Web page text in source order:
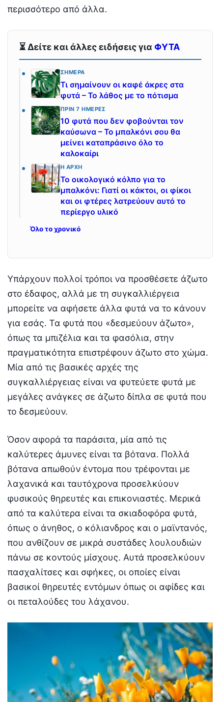
περισσότερο από άλλα.
⏳ Δείτε και άλλες ειδήσεις για ΦΥΤΑ
ΣΉΜΕΡΑ
Τι σημαίνουν οι καφέ άκρες στα
φυτά – Το λάθος με το πότισμα
ΠΡΙΝ 7 ΗΜΈΡΕΣ
10 φυτά που δεν φοβούνται τον
καύσωνα – Το μπαλκόνι σου θα
μείνει καταπράσινο όλο το
καλοκαίρι
Η ΑΡΧΉ
Το οικολογικό κόλπο για το
μπαλκόνι: Γιατί οι κάκτοι, οι φίκοι
και οι φτέρες λατρεύουν αυτό το
περίεργο υλικό
Όλο το χρονικό
Υπάρχουν πολλοί τρόποι να προσθέσετε άζωτο
στο έδαφος, αλλά με τη συγκαλλιέργεια
μπορείτε να αφήσετε άλλα φυτά να το κάνουν
για εσάς. Τα φυτά που «δεσμεύουν άζωτο»,
όπως τα μπιζέλια και τα φασόλια, στην
πραγματικότητα επιστρέφουν άζωτο στο χώμα.
Μία από τις βασικές αρχές της
συγκαλλιέργειας είναι να φυτεύετε φυτά με
μεγάλες ανάγκες σε άζωτο δίπλα σε φυτά που
το δεσμεύουν.
Όσον αφορά τα παράσιτα, μία από τις
καλύτερες άμυνες είναι τα βότανα. Πολλά
βότανα απωθούν έντομα που τρέφονται με
λαχανικά και ταυτόχρονα προσελκύουν
φυσικούς θηρευτές και επικονιαστές. Μερικά
από τα καλύτερα είναι τα σκιαδοφόρα φυτά,
όπως ο άνηθος, ο κόλιανδρος και ο μαϊντανός,
που ανθίζουν σε μικρά συστάδες λουλουδιών
πάνω σε κοντούς μίσχους. Αυτά προσελκύουν
πασχαλίτσες και σφήκες, οι οποίες είναι
βασικοί θηρευτές εντόμων όπως οι αφίδες και
οι πεταλούδες του λάχανου.